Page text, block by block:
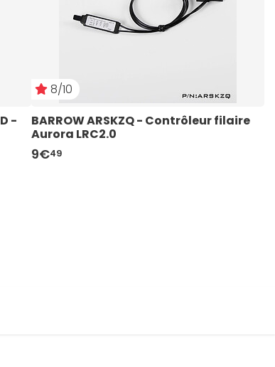
-
8/10
BARROW ARSKZQ - Contrôleur filaire
Aurora LRC2.0
9€49